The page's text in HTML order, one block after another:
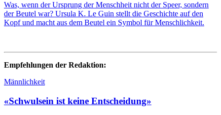
Was, wenn der Ursprung der Menschheit nicht der Speer, sondern
der Beutel war? Ursula K. Le Guin stellt die Geschichte auf den
Kopf und macht aus dem Beutel ein Symbol für Menschlichkeit.
Empfehlungen der Redaktion:
Männlichkeit
«Schwulsein ist keine Entscheidung»